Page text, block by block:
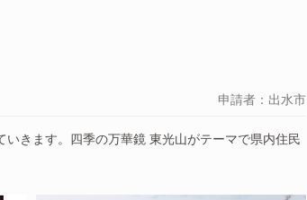
申請者：出水市
きます。四季の万華鏡 東光山がテーマで県内住民